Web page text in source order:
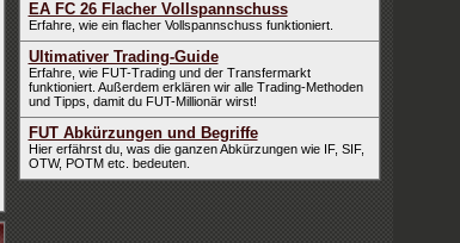
EA FC 26 Flacher Vollspannschuss
Erfahre, wie ein flacher Vollspannschuss funktioniert.
Ultimativer Trading-Guide
Erfahre, wie FUT-Trading und der Transfermarkt
funktioniert. Außerdem erklären wir alle Trading-Methoden
und Tipps, damit du FUT-Millionär wirst!
FUT Abkürzungen und Begriffe
Hier erfährst du, was die ganzen Abkürzungen wie IF, SIF,
OTW, POTM etc. bedeuten.